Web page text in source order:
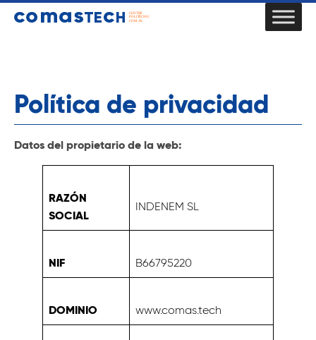
Política de privacidad
Datos del propietario de la web:
RAZÓN
SOCIAL
INDENEM SL
NIF B66795220
DOMINIO www.comas.tech